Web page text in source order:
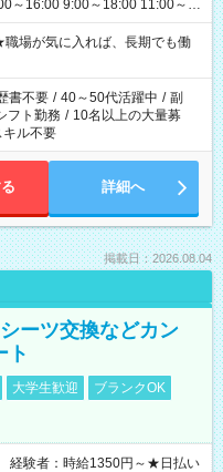
～16:00 9:00～18:00 11:00～
ません ※法令に基づき、週20時
象となります ※労働者派遣法
、短時間・短期間の就業はご
場が気に入れば、長期でも働
書不要 / 40～50代活躍中 / 副
フト勤務 / 10名以上の大量募
キル不要
詳細へ
掲載日：2026.08.04
ーツ交換などカン
ト
大学生歓迎
ブランクOK
経験者：時給1350円～★日払い